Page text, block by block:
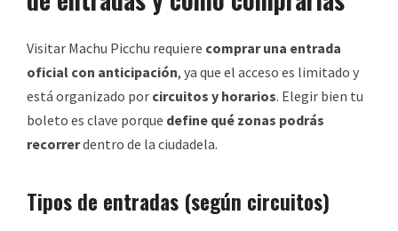
Visitar Machu Picchu requiere comprar una entrada
oficial con anticipación, ya que el acceso es limitado y
está organizado por circuitos y horarios. Elegir bien tu
boleto es clave porque define qué zonas podrás
recorrerdentro de la ciudadela.
Tipos de entradas (según circuitos)